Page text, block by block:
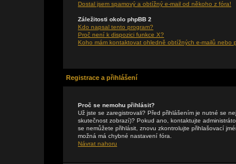
Dostal jsem spamový a obtížný e-mail od někoho z fóra!
Záležitosti okolo phpBB 2
Kdo napsal tento program?
Proč není k dispozici funkce X?
Koho mám kontaktovat ohledně obtížných e-mailů nebo
Registrace a přihlášení
Proč se nemohu přihlásit?
Už jste se zaregistrovali? Před přihlášením je nutné se
skutečnost zobrazí)? Pokud ano, kontaktujte
se nemůžete přihlásit, znovu zkontrolujte přihlašovací
možná má chybné nastavení fóra.
Návrat nahoru